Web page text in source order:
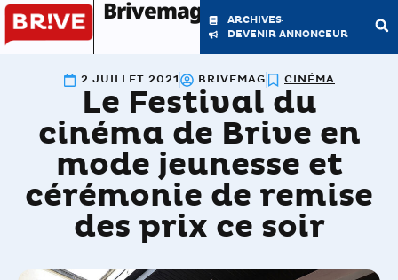
Brivemag'
ARCHIVES
DEVENIR ANNONCEUR
2 JUILLET 2021 BRIVEMAG CINÉMA
Le Festival du
cinéma de Brive en
mode jeunesse et
cérémonie de remise
des prix ce soir